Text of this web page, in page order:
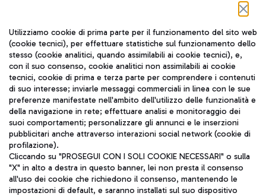
Seguici sui social
TRAVEL JOURNAL
ITA
Utilizziamo cookie di prima parte per il funzionamento del sito web
(cookie tecnici), per effettuare statistiche sul funzionamento dello
stesso (cookie analitici, quando assimilabili ai cookie tecnici), e,
con il suo consenso, cookie analitici non assimilabili ai cookie
tecnici, cookie di prima e terza parte per comprendere i contenuti
di suo interesse; inviarle messaggi commerciali in linea con le sue
preferenze manifestate nell'ambito dell'utilizzo delle funzionalità e
della navigazione in rete; effettuare analisi e monitoraggio dei
suoi comportamenti; personalizzare gli annunci e le inserzioni
pubblicitari anche attraverso interazioni social network (cookie di
profilazione).
Cliccando su "PROSEGUI CON I SOLI COOKIE NECESSARI" o sulla
"X" in alto a destra in questo banner, lei non presta il consenso
all'uso dei cookie che richiedono il consenso, mantenendo le
impostazioni di default, e saranno installati sul suo dispositivo